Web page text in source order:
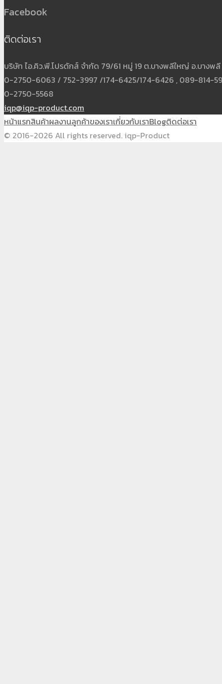
Facebook
ติดต่อเรา
บริษัท ไอ.คิว.พี.โปรดักส์ จำกัด 79/61 หมู่ 19 ต.บางพลีใหญ่ อ.บางพ
0-2750-6063 / 752-3997 /174-6425/174-6426 , 089-814-
0-2750-5568
iqp@iqp-product.com
หน้าแรกสินค้าผลงานลูกค้าของเราเกี่ยวกับเราBlogติดต่อเรา
© 2016-2026 All rights reserved. iqp-Product